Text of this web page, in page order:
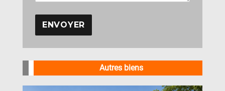
e
Autres biens